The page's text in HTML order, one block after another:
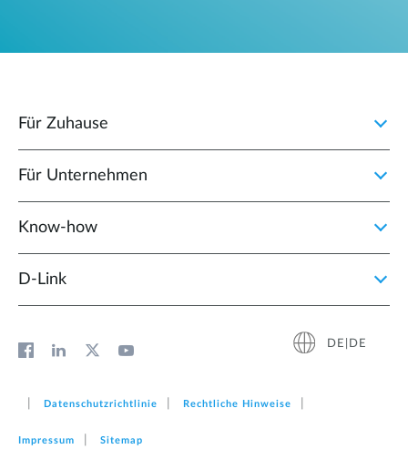
Für Zuhause
Für Unternehmen
Know-how
D‑Link
DE|DE
Datenschutzrichtlinie Rechtliche Hinweise
Impressum Sitemap